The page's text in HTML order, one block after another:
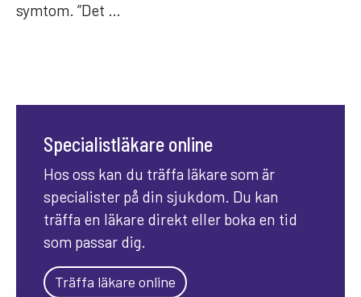
symtom. ”Det …
Specialistläkare online
Hos oss kan du träffa läkare som är
specialister på din sjukdom. Du kan
träffa en läkare direkt eller boka en tid
som passar dig.
Träffa läkare online